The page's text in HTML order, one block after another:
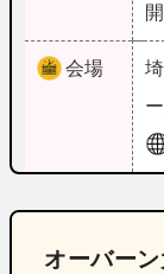
会場
オーバー